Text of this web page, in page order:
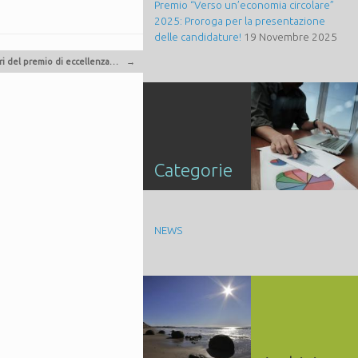
del premio di eccellenza… →
Premio “Verso un’economia circolare”
2025: Proroga per la presentazione
delle candidature! 19 Novembre 2025
Categorie
NEWS